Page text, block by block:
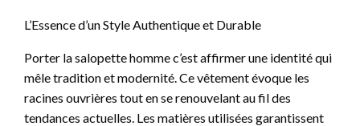
L’Essence d’un Style Authentique et Durable
Porter la salopette homme c’est affirmer une identité qui
mêle tradition et modernité. Ce vêtement évoque les
racines ouvrières tout en se renouvelant au fil des
tendances actuelles. Les matières utilisées garantissent